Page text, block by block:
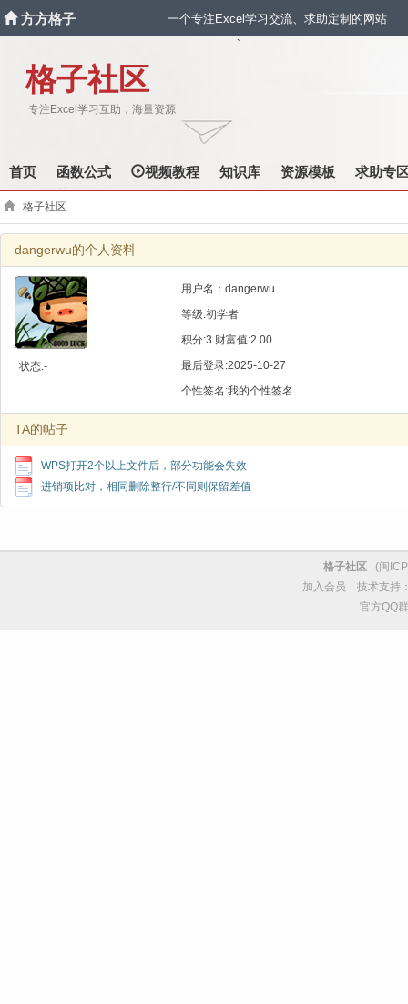
方方格子 一个专注Excel学习交流、求助定制的网站
格子社区
专注Excel学习互助，海量资源
`
首页 函数公式 视频教程 知识库 资源模板 求助专
格子社区
dangerwu的个人资料
状态:-
用户名：dangerwu
等级:初学者
积分:3 财富值:2.00
最后登录:2025-10-27
个性签名:我的个性签名
TA的帖子
WPS打开2个以上文件后，部分功能会失效
进销项比对，相同删除整行/不同则保留差值
格子社区 (闽
加入会员
技术支持
官方QQ